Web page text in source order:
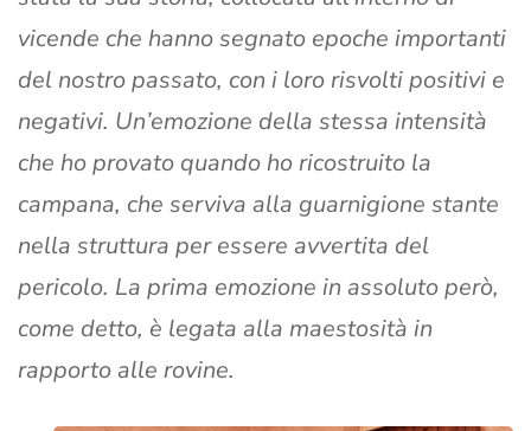
vicende che hanno segnato epoche importanti
del nostro passato, con i loro risvolti positivi e
negativi. Un’emozione della stessa intensità
che ho provato quando ho ricostruito la
campana, che serviva alla guarnigione stante
nella struttura per essere avvertita del
pericolo. La prima emozione in assoluto però,
come detto, è legata alla maestosità in
rapporto alle rovine.